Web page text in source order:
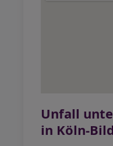
Unfall
in Köln-